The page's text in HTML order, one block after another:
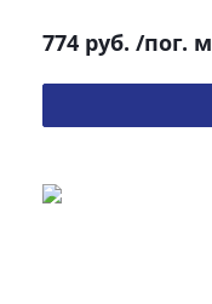
774 руб. /пог. м